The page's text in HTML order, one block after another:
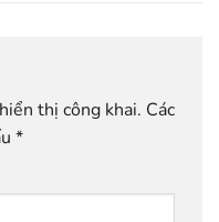
thị công khai. Các
*